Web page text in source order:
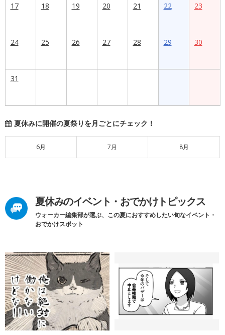
17
18 19 20 21 22 23
24 25 26 27 28 29 30
31
夏休みに開催の夏祭りを月ごとにチェック！
6月 7月 8月
夏休みのイベント・おでかけトピックス
ウォーカー編集部が選ぶ、この夏におすすめしたい旬なイベント・
おでかけスポット